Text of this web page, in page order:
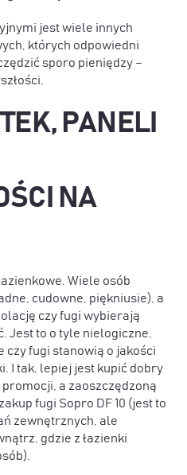
jest wiele innych
których odpowiedni
sporo pieniędzy –
PANELI
NA
Wiele osób
cudowne, piękniusie), a
czy fugi wybierają
Jest to o tyle nielogiczne,
czy fugi stanowią o jakości
I tak, lepiej jest kupić dobry
a zaoszczędzoną
fugi Sopro DF 10 (jest to
zewnętrznych, ale
gdzie z łazienki